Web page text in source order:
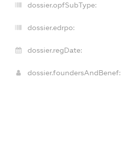
dossier.opfSubType:
dossier.edrpo:
dossier.regDate:
dossier.foundersAndBenef: